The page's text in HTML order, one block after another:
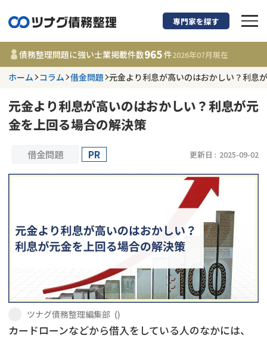
債務整理に強い弁
都道府県を選択
事務所 965
件
借金返済相談・交渉
任意整理
会社破産・法人破産
費用相場
コラム
個人再生（民事再生）
専門家を探す
債務整理問題に強い士業掲載件数965件2026年07月現在
ホーム コラム 借金問題 元金より利息が高いのはおかしい？利息
元金より利息が高いのはおかしい？利息が元
金を上回る場合の解決策
借金問題 PR 更新日 : 2025-09-02
ツナグ債務整理編集部 ()
カードローンなどから借入をしている人のなかには、